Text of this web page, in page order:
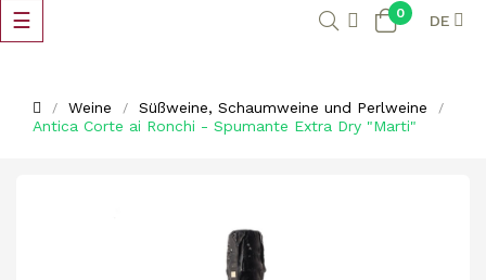
Umschalten
der
☰ 0 DE
Weine
Süßweine, Schaumweine und Perlweine
Antica Corte ai Ronchi - Spumante Extra Dry "Marti"